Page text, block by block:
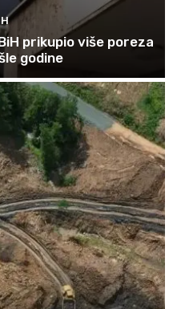
prikupio više poreza
godine